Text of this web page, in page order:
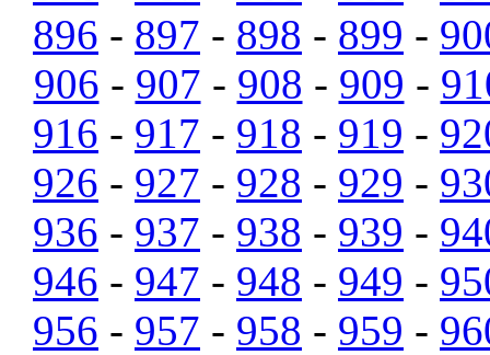
896 - 897 - 898 - 899 -
906 - 907 - 908 - 909 -
916 - 917 - 918 - 919 -
926 - 927 - 928 - 929 -
936 - 937 - 938 - 939 -
946 - 947 - 948 - 949 -
956 - 957 - 958 - 959 -